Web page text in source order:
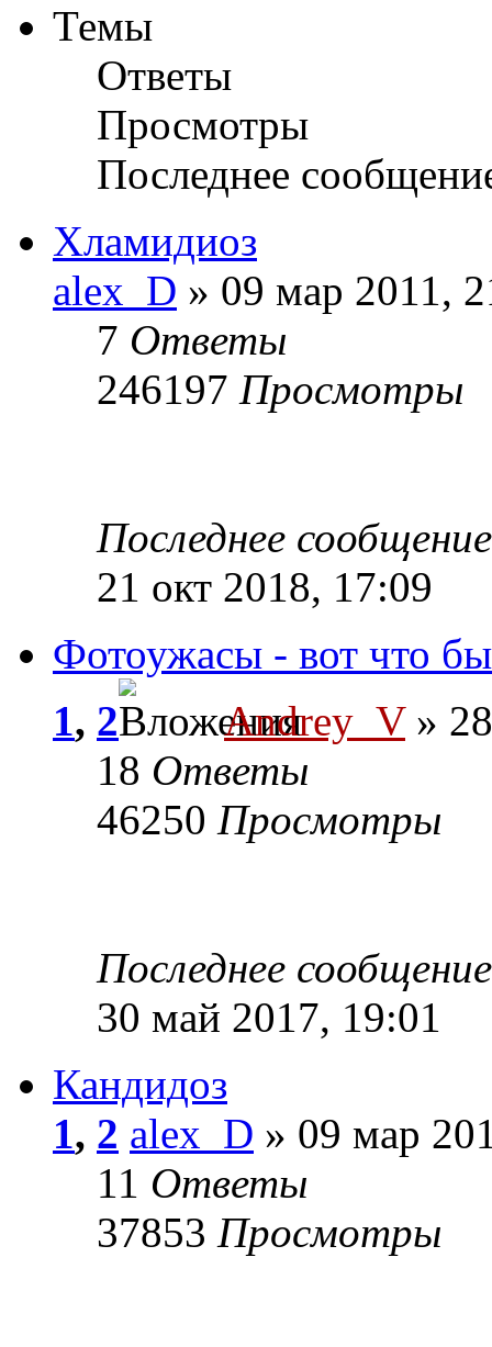
Темы
Ответы
Просмотры
Последнее
Хламидиоз
alex_D » 09 мар 2011,
7 Ответы
246197 Просмотры
Последнее
21 окт 2018, 17:09
Фотоужасы - вот что
1, 2 Andrey_V»
18 Ответы
46250 Просмотры
Последнее
30 май 2017, 19:01
Кандидоз
1, 2 alex_D » 09 мар
11 Ответы
37853 Просмотры